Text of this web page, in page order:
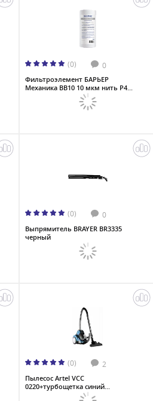
(0) 0
Фильтроэлемент БАРЬЕР
Механика ВВ10 10 мкм нить Р4...
(0) 0
Выпрямитель BRAYER BR3335
черный
(0) 2
Пылесос Artel VCC
0220+турбощетка синий...